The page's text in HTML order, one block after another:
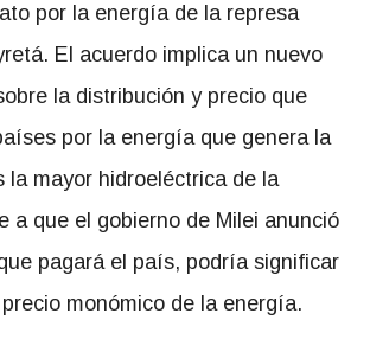
por la energía de la represa
El acuerdo implica un nuevo
la distribución y precio que
por la energía que genera la
la mayor hidroeléctrica de la
a que el gobierno de Milei anunció
pagará el país, podría significar
monómico de la energía.